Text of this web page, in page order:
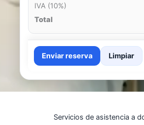
IVA (10%)
Total
Enviar reserva Limpiar
Servicios de asistencia a